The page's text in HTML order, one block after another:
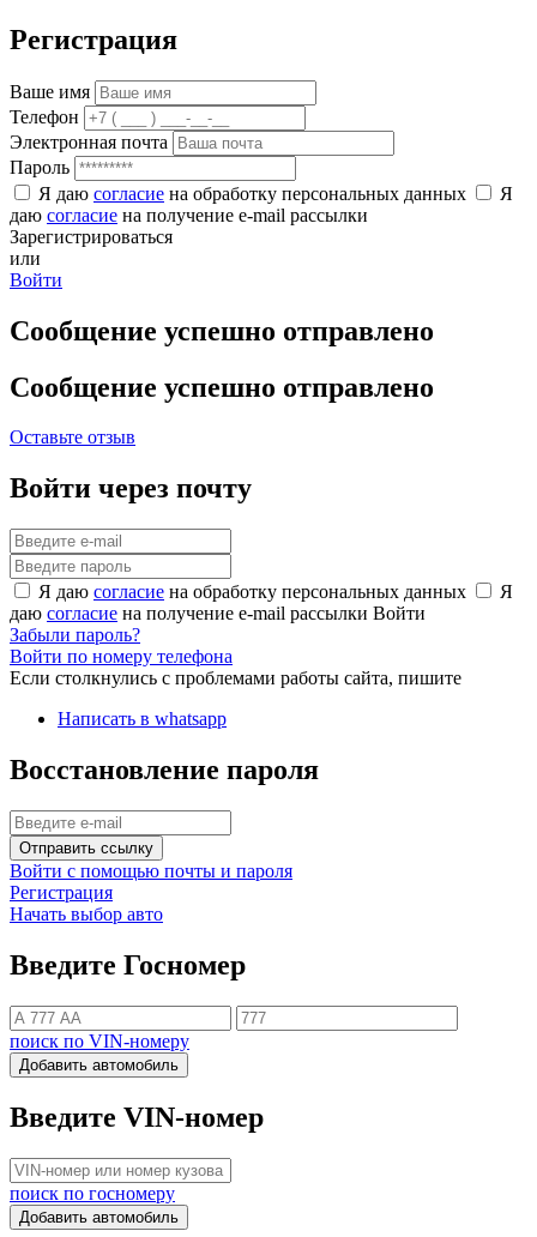
Регистрация
Ваше имя
Телефон
Электронная почта
Пароль
Я даю согласие на обработку персональных данных
Я
даю согласие на получение e-mail рассылки
Зарегистрироваться
или
Войти
Сообщение успешно отправлено
Сообщение успешно отправлено
Оставьте отзыв
Войти через почту
Я даю согласие на обработку персональных данных
Я
даю согласие на получение e-mail рассылки Войти
Забыли пароль?
Войти по номеру телефона
Если столкнулись с проблемами работы сайта, пишите
Написать в whatsapp
Восстановление пароля
Отправить ссылку
Войти с помощью почты и пароля
Регистрация
Начать выбор авто
Введите Госномер
поиск по VIN-номеру
Добавить автомобиль
Введите VIN-номер
поиск по госномеру
Добавить автомобиль